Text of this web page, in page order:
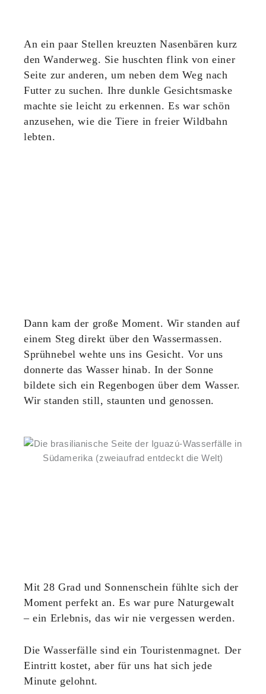
An ein paar Stellen kreuzten Nasenbären kurz
den Wanderweg. Sie huschten flink von einer
Seite zur anderen, um neben dem Weg nach
Futter zu suchen. Ihre dunkle Gesichtsmaske
machte sie leicht zu erkennen. Es war schön
anzusehen, wie die Tiere in freier Wildbahn
lebten.
Dann kam der große Moment. Wir standen auf
einem Steg direkt über den Wassermassen.
Sprühnebel wehte uns ins Gesicht. Vor uns
donnerte das Wasser hinab. In der Sonne
bildete sich ein Regenbogen über dem Wasser.
Wir standen still, staunten und genossen.
Mit 28 Grad und Sonnenschein fühlte sich der
Moment perfekt an. Es war pure Naturgewalt
– ein Erlebnis, das wir nie vergessen werden.
Die Wasserfälle sind ein Touristenmagnet. Der
Eintritt kostet, aber für uns hat sich jede
Minute gelohnt.